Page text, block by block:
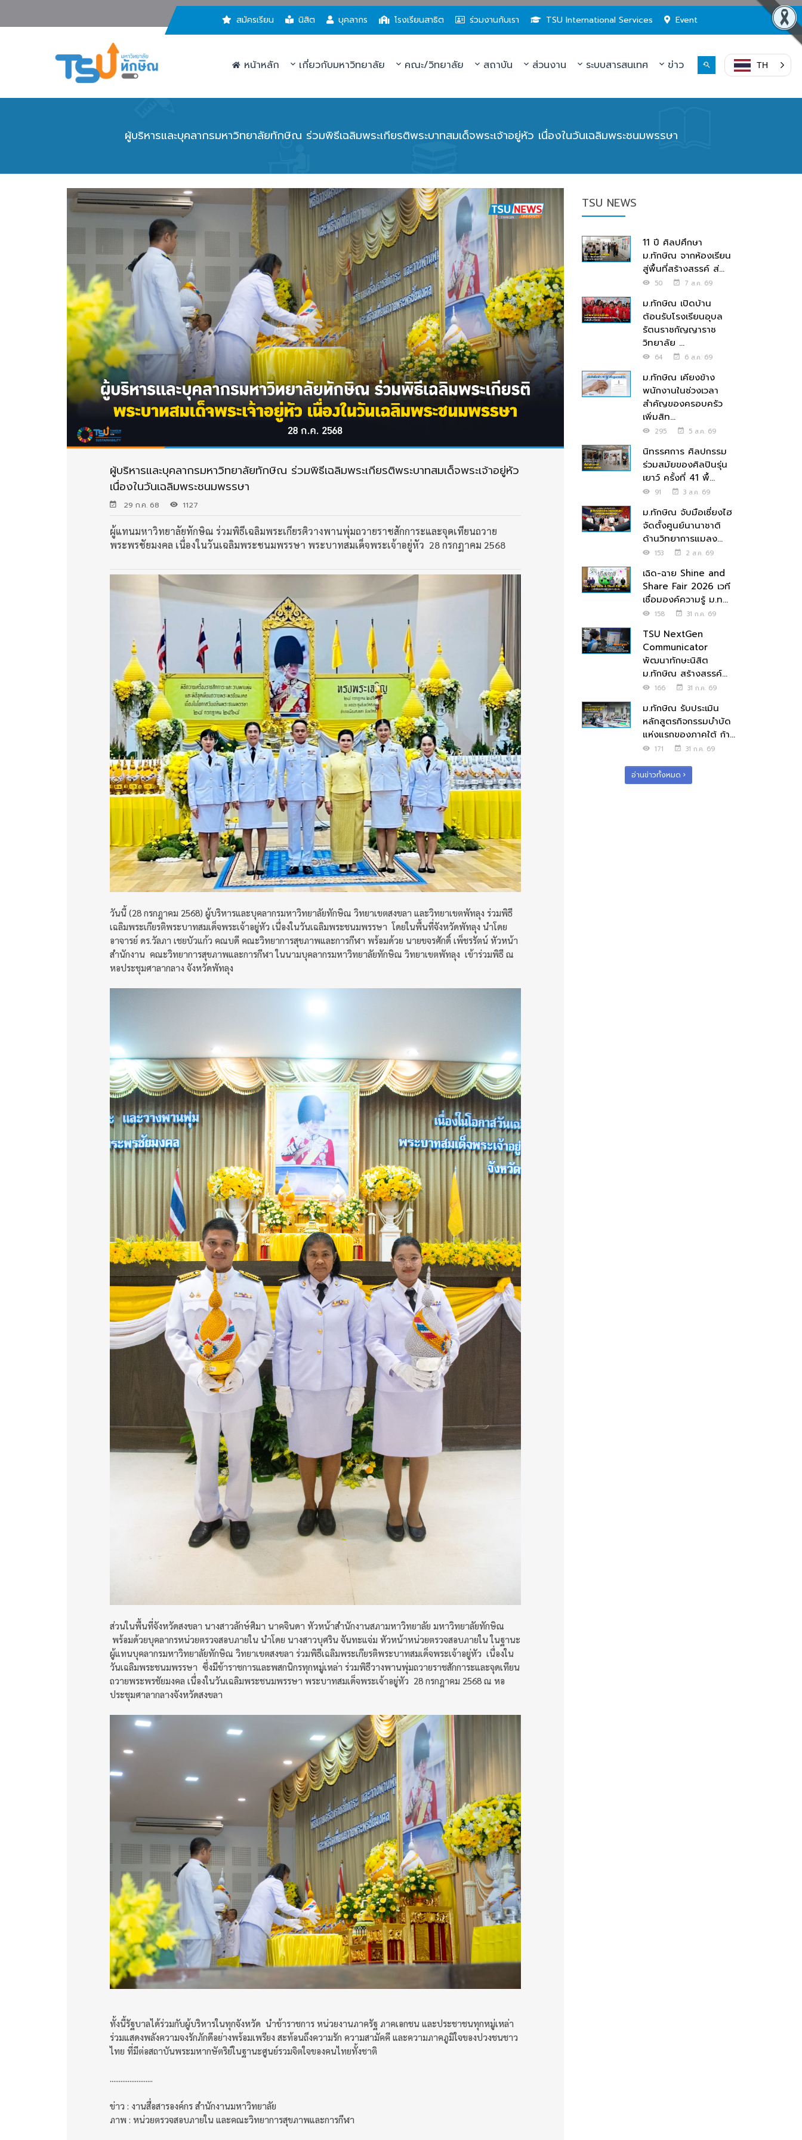
สมัครเรียน นิสิต บุคลากร โรงเรียนสาธิต ร่วมงานกับเรา TSU International Services Event
หน้าหลัก เกี่ยวกับมหาวิทยาลัย คณะ/วิทยาลัย สถาบัน ส่วนงาน ระบบสารสนเทศ ข่าว TH
ผู้บริหารและบุคลากรมหาวิทยาลัยทักษิณ ร่วมพิธีเฉลิมพระเกียรติพระบาทสมเด็จพระเจ้าอยู่หัว เนื่องในวันเฉลิมพระชนมพรรษา
ผู้บริหารและบุคลากรมหาวิทยาลัยทักษิณ ร่วมพิธีเฉลิมพระเกียรติพระบาทสมเด็จพระเจ้าอยู่หัว
เนื่องในวันเฉลิมพระชนมพรรษา
29 ก.ค. 68 1127
ผู้แทนมหาวิทยาลัยทักษิณ ร่วมพิธีเฉลิมพระเกียรติวางพานพุ่มถวายราชสักการะและจุดเทียนถวาย
พระพรชัยมงคล เนื่องในวันเฉลิมพระชนมพรรษา พระบาทสมเด็จพระเจ้าอยู่หัว 28 กรกฎาคม 2568
วันนี้ (28 กรกฎาคม 2568) ผู้บริหารและบุคลากรมหาวิทยาลัยทักษิณ วิทยาเขตสงขลา และวิทยาเขตพัทลุง ร่วมพิธี
เฉลิมพระเกียรติพระบาทสมเด็จพระเจ้าอยู่หัว เนื่องในวันเฉลิมพระชนมพรรษา โดยในพื้นที่จังหวัดพัทลุง นำโดย
อาจารย์ ดร.วัลภา เชยบัวแก้ว คณบดี คณะวิทยาการสุขภาพและการกีฬา พร้อมด้วย นายขจรศักดิ์ เพ็ชรรัตน์ หัวหน้า
สำนักงาน คณะวิทยาการสุขภาพและการกีฬา ในนามบุคลากรมหาวิทยาลัยทักษิณ วิทยาเขตพัทลุง เข้าร่วมพิธี ณ
หอประชุมศาลากลาง จังหวัดพัทลุง
ส่วนในพื้นที่จังหวัดสงขลา นางสาวลักษ์ศิมา นาคจินดา หัวหน้าสำนักงานสภามหาวิทยาลัย มหาวิทยาลัยทักษิณ
พร้อมด้วยบุคลากรหน่วยตรวจสอบภายใน นำโดย นางสาวบุศริน จันทะแจ่ม หัวหน้าหน่วยตรวจสอบภายใน ในฐานะ
ผู้แทนบุคลากรมหาวิทยาลัยทักษิณ วิทยาเขตสงขลา ร่วมพิธีเฉลิมพระเกียรติพระบาทสมเด็จพระเจ้าอยู่หัว เนื่องใน
วันเฉลิมพระชนมพรรษา ซึ่งมีข้าราชการและพสกนิกรทุกหมู่เหล่า ร่วมพิธีวางพานพุ่มถวายราชสักการะและจุดเทียน
ถวายพระพรชัยมงคล เนื่องในวันเฉลิมพระชนมพรรษา พระบาทสมเด็จพระเจ้าอยู่หัว 28 กรกฎาคม 2568 ณ หอ
ประชุมศาลากลางจังหวัดสงขลา
ทั้งนี้รัฐบาลได้ร่วมกับผู้บริหารในทุกจังหวัด นำข้าราชการ หน่วยงานภาครัฐ ภาคเอกชน และประชาชนทุกหมู่เหล่า
ร่วมแสดงพลังความจงรักภักดีอย่างพร้อมเพรียง สะท้อนถึงความรัก ความสามัคคี และความภาคภูมิใจของปวงชนชาว
ไทย ที่มีต่อสถาบันพระมหากษัตริย์ในฐานะศูนย์รวมจิตใจของคนไทยทั้งชาติ
ข่าว : งานสื่อสารองค์กร สำนักงานมหาวิทยาลัย
ภาพ : หน่วยตรวจสอบภายใน และคณะวิทยาการสุขภาพและการกีฬา
TSU NEWS
11 ปี ศิลปศึกษา
ม.ทักษิณ จากห้องเรียน
สู่พื้นที่สร้างสรรค์ ส่...
50 7 ส.ค. 69
ม.ทักษิณ เปิดบ้าน
ต้อนรับโรงเรียนอุบล
รัตนราชกัญญาราช
วิทยาลัย ...
64 6 ส.ค. 69
ม.ทักษิณ เคียงข้าง
พนักงานในช่วงเวลา
สำคัญของครอบครัว
เพิ่มสิท...
295 5 ส.ค. 69
นิทรรศการ ศิลปกรรม
ร่วมสมัยของศิลปินรุ่น
เยาว์ ครั้งที่ 41 พื้...
91 3 ส.ค. 69
ม.ทักษิณ จับมือเซี่ยงไฮ
จัดตั้งศูนย์นานาชาติ
ด้านวิทยาการแมลง...
153 2 ส.ค. 69
เฉิด-ฉาย Shine and
Share Fair 2026 เวที
เชื่อมองค์ความรู้ ม.ท...
158 31 ก.ค. 69
TSU NextGen
Communicator
พัฒนาทักษะนิสิต
ม.ทักษิณ สร้างสรรค์...
166 31 ก.ค. 69
ม.ทักษิณ รับประเมิน
หลักสูตรกิจกรรมบำบัด
แห่งแรกของภาคใต้ ก้า...
171 31 ก.ค. 69
อ่านข่าวทั้งหมด